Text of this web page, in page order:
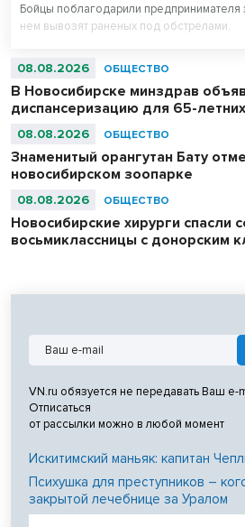
Бойцы поблагодарили предпринимателя
нем вывозят раненых под обстрелами.
08.08.2026 ОБЩЕСТВО
В Новосибирске минздрав
диспансеризацию для 65-летних
08.08.2026 ОБЩЕСТВО
Знаменитый орангутан Бату
новосибирском зоопарке
08.08.2026 ОБЩЕСТВО
Новосибирские хирурги спасли
восьмиклассницы с донорским
VN.ru обязуется не передавать Ваш e-
Отписаться
от рассылки можно в любой момент
Искитимский маньяк: капитан
Психушка для преступников –
закрытой лечебнице за Уралом